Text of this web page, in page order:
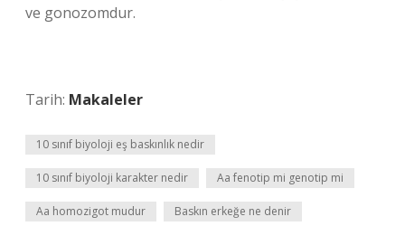
ve gonozomdur.
Tarih: Makaleler
10 sınıf biyoloji eş baskınlık nedir
10 sınıf biyoloji karakter nedir Aa fenotip mi genotip mi
Aa homozigot mudur Baskın erkeğe ne denir